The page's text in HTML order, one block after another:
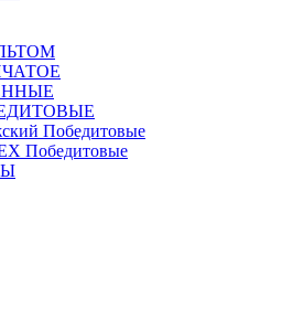
Победитовые
Победитовые